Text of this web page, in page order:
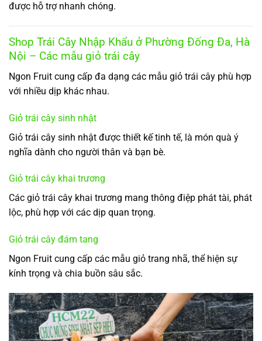
được hỗ trợ nhanh chóng.
Shop Trái Cây Nhập Khẩu ở Phường Đống Đa, Hà
Nội – Các mẫu giỏ trái cây
Ngon Fruit cung cấp đa dạng các mẫu giỏ trái cây phù hợp
với nhiều dịp khác nhau.
Giỏ trái cây sinh nhật
Giỏ trái cây sinh nhật được thiết kế tinh tế, là món quà ý
nghĩa dành cho người thân và bạn bè.
Giỏ trái cây khai trương
Các giỏ trái cây khai trương mang thông điệp phát tài, phát
lộc, phù hợp với các dịp quan trọng.
Giỏ trái cây đám tang
Ngon Fruit cung cấp các mẫu giỏ trang nhã, thể hiện sự
kính trọng và chia buồn sâu sắc.